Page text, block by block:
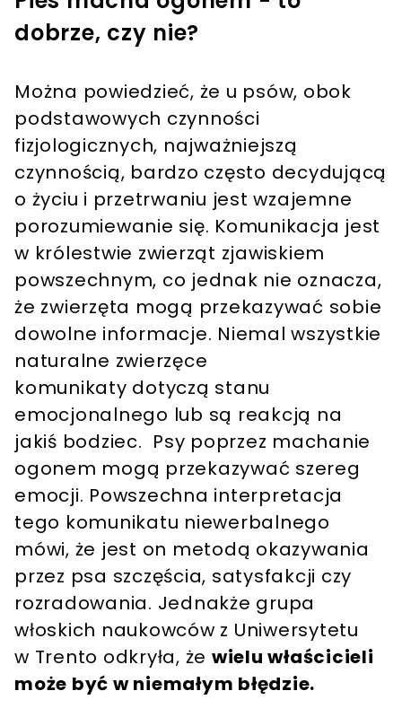
dobrze, czy nie?
Można powiedzieć, że u psów, obok
podstawowych czynności
fizjologicznych, najważniejszą
czynnością, bardzo często decydującą
o życiu i przetrwaniu jest wzajemne
porozumiewanie się. Komunikacja jest
w królestwie zwierząt zjawiskiem
powszechnym, co jednak nie oznacza,
że zwierzęta mogą przekazywać sobie
dowolne informacje. Niemal wszystkie
naturalne zwierzęce
komunikaty dotyczą stanu
emocjonalnego lub są reakcją na
jakiś bodziec. Psy poprzez machanie
ogonem mogą przekazywać szereg
emocji. Powszechna interpretacja
tego komunikatu niewerbalnego
mówi, że jest on metodą okazywania
przez psa szczęścia, satysfakcji czy
rozradowania. Jednakże grupa
włoskich naukowców z Uniwersytetu
w Trento odkryła, że wielu właścicieli
może być w niemałym błędzie.